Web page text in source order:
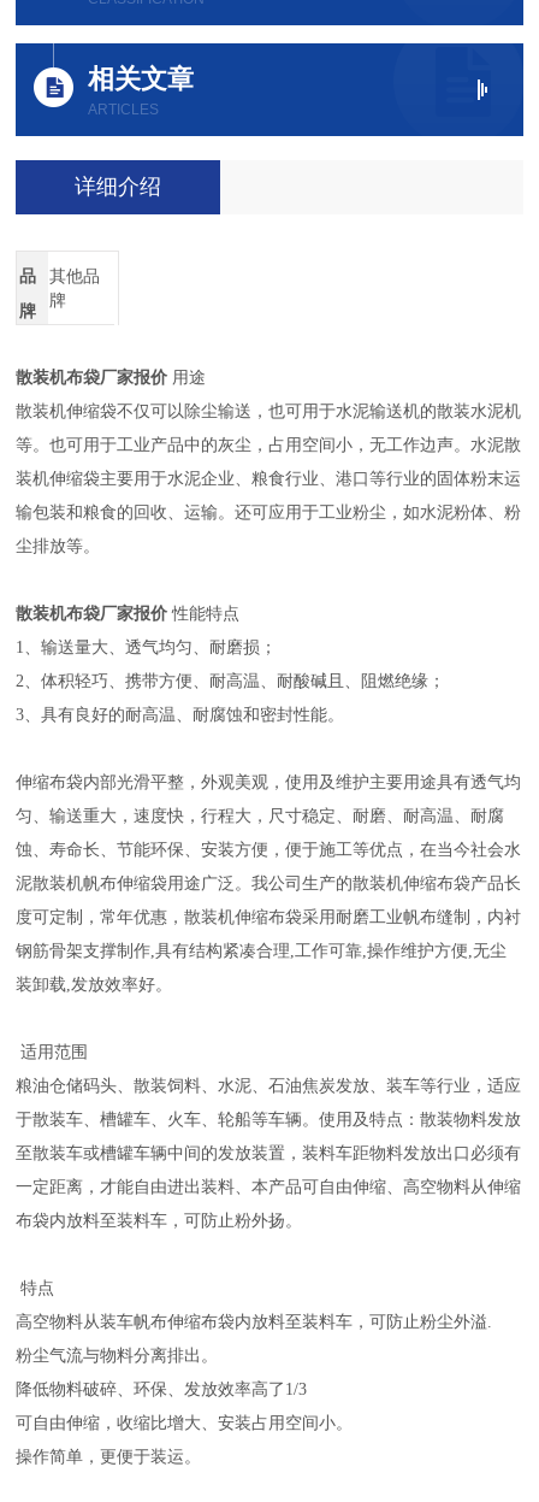
相关文章
ARTICLES
详细介绍
品
牌
其他品
牌
散装机布袋厂家报价 用途
散装机伸缩袋不仅可以除尘输送，也可用于水泥输送机的散装水泥机
等。也可用于工业产品中的灰尘，占用空间小，无工作边声。水泥散
装机伸缩袋主要用于水泥企业、粮食行业、港口等行业的固体粉末运
输包装和粮食的回收、运输。还可应用于工业粉尘，如水泥粉体、粉
尘排放等。
散装机布袋厂家报价性能特点
1、输送量大、透气均匀、耐磨损；
2、体积轻巧、携带方便、耐高温、耐酸碱且、阻燃绝缘；
3、具有良好的耐高温、耐腐蚀和密封性能。
伸缩布袋内部光滑平整，外观美观，使用及维护主要用途具有透气均
匀、输送重大，速度快，行程大，尺寸稳定、耐磨、耐高温、耐腐
蚀、寿命长、节能环保、安装方便，便于施工等优点，在当今社会水
泥散装机帆布伸缩袋用途广泛。我公司生产的散装机伸缩布袋产品长
度可定制，常年优惠，散装机伸缩布袋采用耐磨工业帆布缝制，内衬
钢筋骨架支撑制作,具有结构紧凑合理,工作可靠,操作维护方便,无尘
装卸载,发放效率好。
适用范围
粮油仓储码头、散装饲料、水泥、石油焦炭发放、装车等行业，适应
于散装车、槽罐车、火车、轮船等车辆。使用及特点：散装物料发放
至散装车或槽罐车辆中间的发放装置，装料车距物料发放出口必须有
一定距离，才能自由进出装料、本产品可自由伸缩、高空物料从伸缩
布袋内放料至装料车，可防止粉外扬。
特点
高空物料从装车帆布伸缩布袋内放料至装料车，可防止粉尘外溢.
粉尘气流与物料分离排出。
降低物料破碎、环保、发放效率高了1/3
可自由伸缩，收缩比增大、安装占用空间小。
操作简单，更便于装运。